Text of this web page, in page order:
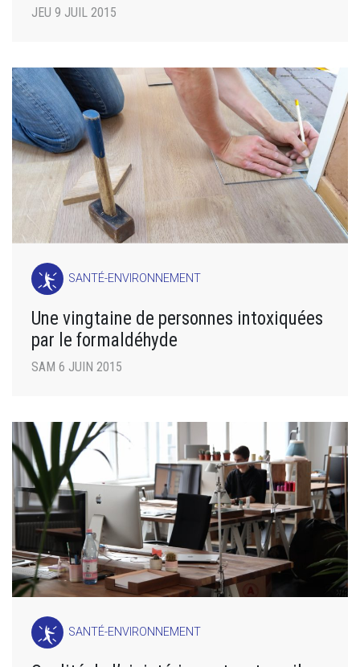
JEU 9 JUIL 2015
SANTÉ-ENVIRONNEMENT
Une vingtaine de personnes intoxiquées
par le formaldéhyde
SAM 6 JUIN 2015
SANTÉ-ENVIRONNEMENT